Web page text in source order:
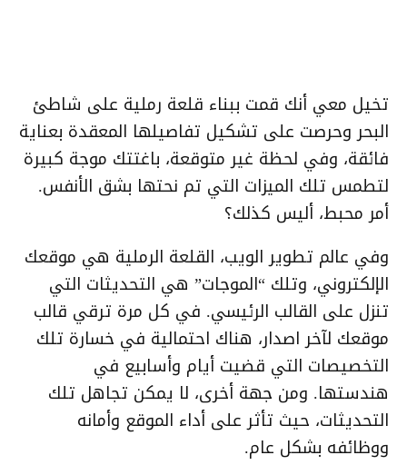
تخيل معي أنك قمت ببناء قلعة رملية على شاطئ
البحر وحرصت على تشكيل تفاصيلها المعقدة بعناية
فائقة، وفي لحظة غير متوقعة، باغتتك موجة كبيرة
لتطمس تلك الميزات التي تم نحتها بشق الأنفس.
أمر محبط، أليس كذلك؟
وفي عالم تطوير الويب، القلعة الرملية هي موقعك
الإلكتروني، وتلك “الموجات” هي التحديثات التي
تنزل على القالب الرئيسي. في كل مرة ترقي قالب
موقعك لآخر اصدار، هناك احتمالية في خسارة تلك
التخصيصات التي قضيت أيام وأسابيع في
هندستها. ومن جهة أخرى، لا يمكن تجاهل تلك
التحديثات، حيث تأثر على أداء الموقع وأمانه
ووظائفه بشكل عام.